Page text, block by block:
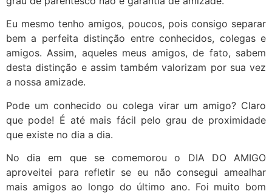
Eu mesmo tenho amigos, poucos, pois consigo separar
bem a perfeita distinção entre conhecidos, colegas e
amigos. Assim, aqueles meus amigos, de fato, sabem
desta distinção e assim também valorizam por sua vez
a nossa amizade.
Pode um conhecido ou colega virar um amigo? Claro
que pode! É até mais fácil pelo grau de proximidade
que existe no dia a dia.
No dia em que se comemorou o DIA DO AMIGO
aproveitei para refletir se eu não consegui amealhar
mais amigos ao longo do último ano. Foi muito bom